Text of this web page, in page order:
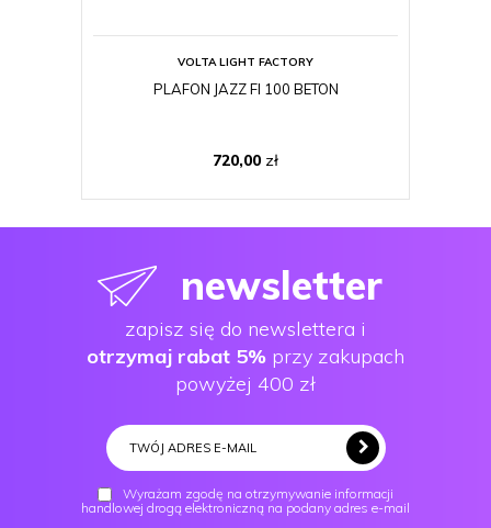
VOLTA LIGHT FACTORY
PLAFON JAZZ FI 100 BETON
720,00 zł
newsletter
zapisz się do newslettera i
otrzymaj rabat 5% przy zakupach
powyżej 400 zł
Wyrażam zgodę na otrzymywanie informacji
handlowej drogą elektroniczną na podany adres e-mail